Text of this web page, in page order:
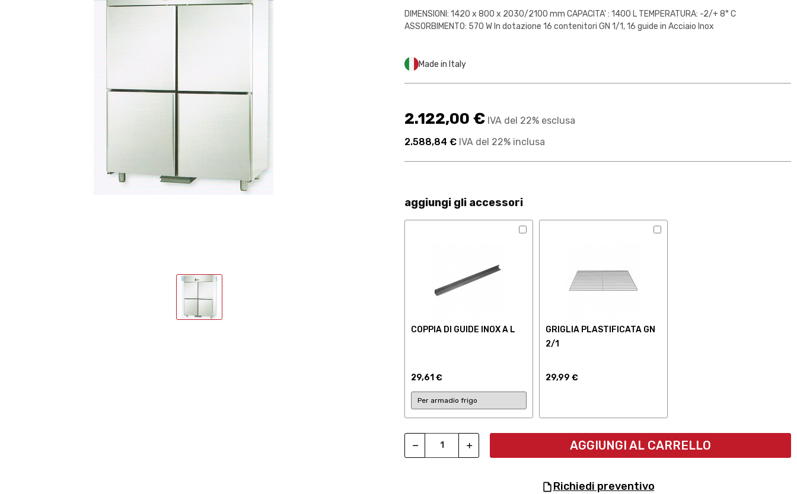
DIMENSIONI: 1420 x 800 x 2030/2100 mm CAPACITA' : 1400 L TEMPERATURA: -2/+ 8° C
ASSORBIMENTO: 570 W In dotazione 16 contenitori GN 1/1, 16 guide in Acciaio Inox
Made in Italy
2.122,00 € IVA del 22% esclusa
2.588,84 € IVA del 22% inclusa
aggiungi gli accessori
COPPIA DI GUIDE INOX A L
29,61 €
GRIGLIA PLASTIFICATA GN
2/1
29,99 €
AGGIUNGI AL CARRELLO
richiedi preventivo